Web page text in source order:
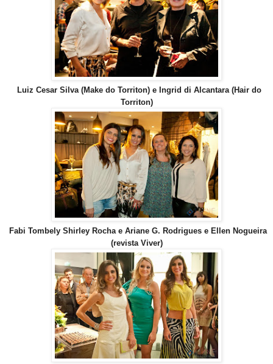
Luiz Cesar Silva (Make do Torriton) e Ingrid di Alcantara (Hair do
Torriton)
Fabi Tombely Shirley Rocha e Ariane G. Rodrigues e Ellen Nogueira
(revista Viver)